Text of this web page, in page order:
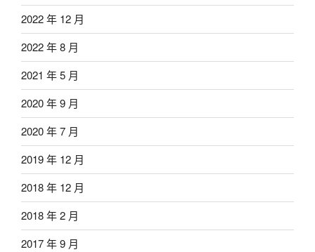
2022 年 12 月
2022 年 8 月
2021 年 5 月
2020 年 9 月
2020 年 7 月
2019 年 12 月
2018 年 12 月
2018 年 2 月
2017 年 9 月